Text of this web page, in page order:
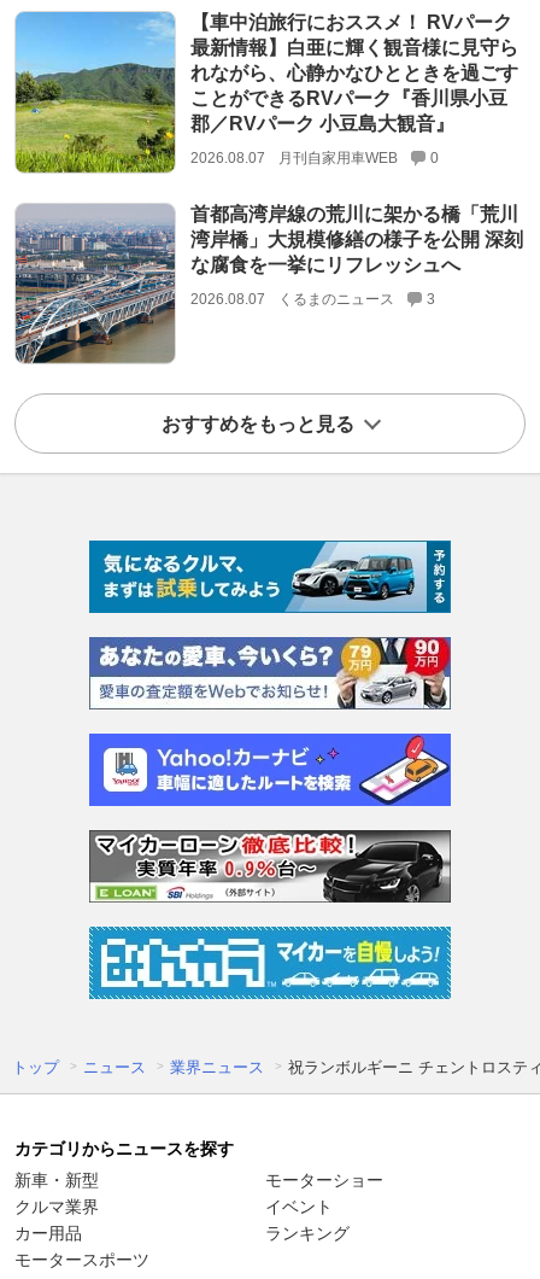
【車中泊旅行におススメ！ RVパーク
最新情報】白亜に輝く観音様に見守ら
れながら、心静かなひとときを過ごす
ことができるRVパーク『香川県小豆
郡／RVパーク 小豆島大観音』
2026.08.07 月刊自家用車WEB 0
首都高湾岸線の荒川に架かる橋「荒川
湾岸橋」大規模修繕の様子を公開 深刻
な腐食を一挙にリフレッシュへ
2026.08.07 くるまのニュース 3
おすすめをもっと見る
トップ ニュース 業界ニュース 祝ランボルギーニ チェントロステ
カテゴリからニュースを探す
新車・新型
クルマ業界
カー用品
モータースポーツ
モーターショー
イベント
ランキング